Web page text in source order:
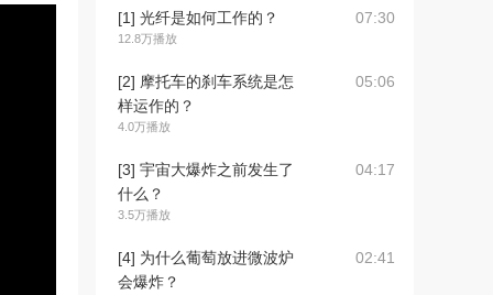
[1] 光纤是如何工作的？
12.8万播放
07:30
[2] 摩托车的刹车系统是怎
样运作的？
4.0万播放
05:06
[3] 宇宙大爆炸之前发生了
什么？
3.5万播放
04:17
[4] 为什么葡萄放进微波炉
会爆炸？
02:41